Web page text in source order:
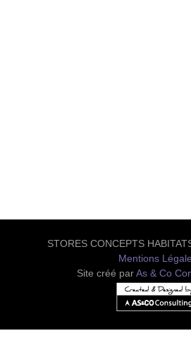
STORES CONCEPTS
Mentions
Site créé parAs & Co